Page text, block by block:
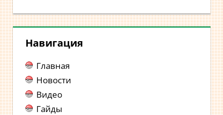
Навигация
Главная
Новости
Видео
Гайды